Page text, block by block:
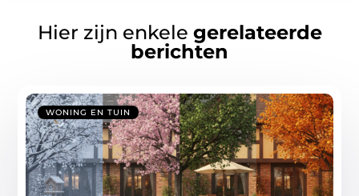
Hier zijn enkele gerelateerde
berichten
WONING EN TUIN